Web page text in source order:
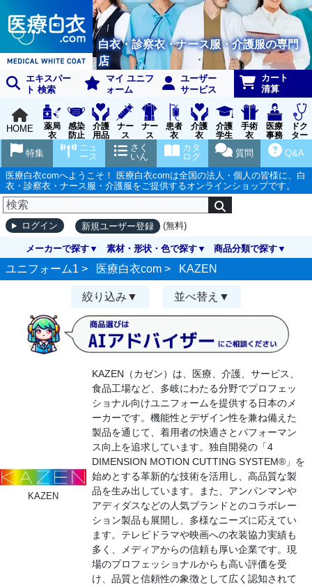
白衣・診察衣・ナース服・介護服の専門
店
エキスパー
ト 検索
マイ ユニフ
ォーム
ユーザー
サービス
カート
清算
HOME
薬局
衣
感染
防止
用品
介護
用品
ナー
ス
グッ
ズ
ナー
ス
ウェ
ア
患者
衣
介護
衣
介護
学生
実習
衣
手術
衣
医療
事務
受付
ドク
ター
ア
Q&A
質問
カタ
ログ
さく
いん
ニュ
ース
特集
医療白衣comへようこそ！ 医療白衣comは全国の法人・個人の皆様に、白
衣・診察衣・ナース服・介護服をご提供するオンラインショップです。
ログイン 新規ユーザー登録 (無料)
メーカーで探す 素材・形状・色で探す 商品分類で探す
ユニフォーム1 > 医療白衣com > KAZEN
絞り込み 並べ替え
KAZEN
KAZEN（カゼン）は、医療、介護、サービス、
食品工場など、多岐にわたる分野でプロフェッ
ショナル向けユニフォームを提供する日本のメ
ーカーです。機能性とデザイン性を兼ね備えた
製品を通じて、着用者の快適さとパフォーマン
ス向上を追求しています。独自開発の「4
DIMENSION MOTION CUTTING SYSTEM®」を
始めとする革新的な技術を活用し、高品質な製
品を生み出しています。また、アンパンマンや
アディダスなどの人気ブランドとのコラボレー
ション製品も展開し、多様なニーズに応えてい
ます。テレビドラマや映画への衣装協力実績も
多く、メディアからの信頼も厚い企業です。現
場のプロフェッショナルからも高い評価を受
け、品質と信頼性の象徴として広く認知されて